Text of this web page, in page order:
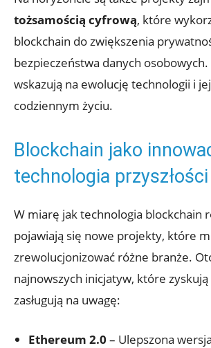
tożsamością cyfrową, które
blockchain do zwiększenia
bezpieczeństwa danych
wskazują na ewolucję technologii i
codziennym życiu.
Blockchain jako
technologia ​przyszłości
W miarę jak technologia blockchain
pojawiają się nowe⁢ projekty, które
zrewolucjonizować ‍różne branże.
najnowszych inicjatyw, które zyskują
zasługują na uwagę:
Ethereum​ 2.0 – Ulepszona